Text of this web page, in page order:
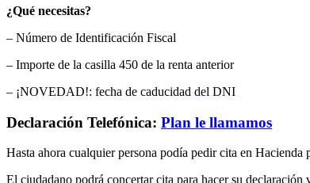
¿Qué necesitas?
– Número de Identificación Fiscal
– Importe de la casilla 450 de la renta anterior
– ¡NOVEDAD!: fecha de caducidad del DNI
Declaración Telefónica: Plan le llamamos
Hasta ahora cualquier persona podía pedir cita en
El ciudadano podrá concertar cita para hacer su